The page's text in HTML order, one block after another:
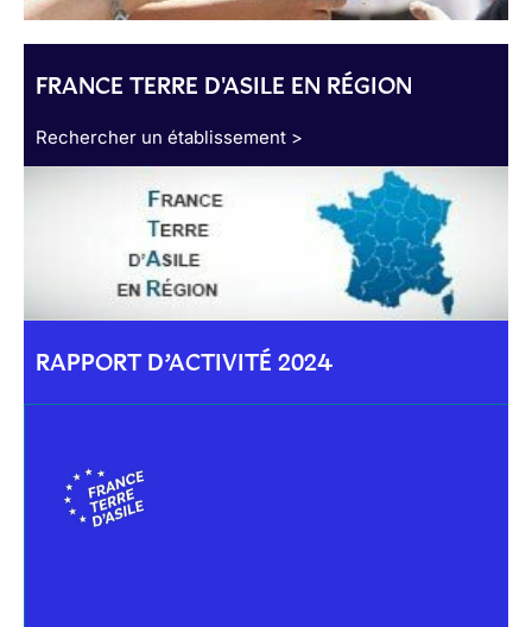
FRANCE TERRE D'ASILE EN RÉGION
Rechercher un établissement >
RAPPORT D’ACTIVITÉ 2024